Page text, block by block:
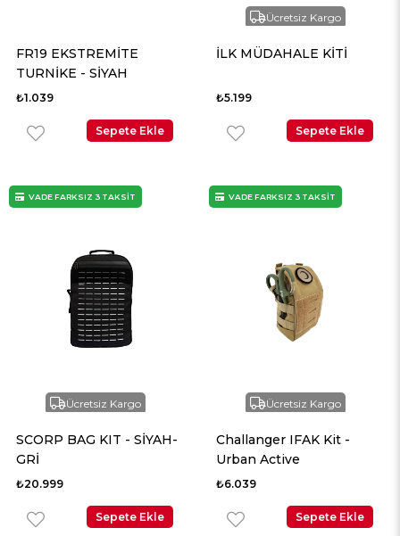
FR19 EKSTREMİTE
TURNİKE - SİYAH
₺1.039
Sepete Ekle
Ücretsiz Kargo
İLK MÜDAHALE KİTİ
₺5.199
Sepete Ekle
Ücretsiz Kargo
SCORP BAG KIT - SİYAH-
GRİ
₺20.999
Sepete Ekle
VADE FARKSIZ 3 TAKSİT
Ücretsiz Kargo
Challanger IFAK Kit -
Urban Active
₺6.039
Sepete Ekle
VADE FARKSIZ 3 TAKSİT